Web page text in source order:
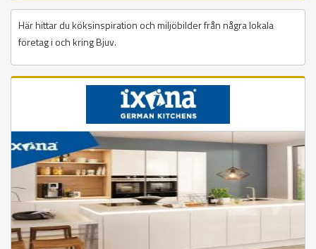
Här hittar du köksinspiration och miljöbilder från några lokala
företag i och kring Bjuv.